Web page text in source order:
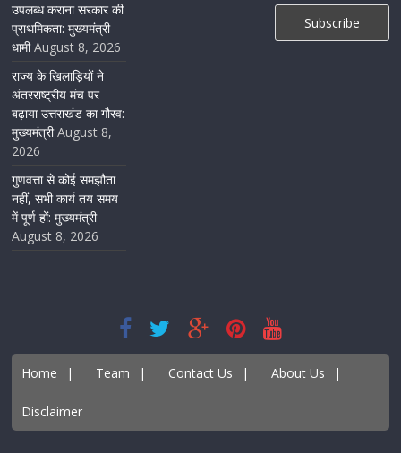
उपलब्ध कराना सरकार की
प्राथमिकता: मुख्यमंत्री
धामी August 8, 2026
राज्य के खिलाड़ियों ने
अंतरराष्ट्रीय मंच पर
बढ़ाया उत्तराखंड का गौरव:
मुख्यमंत्री August 8,
2026
गुणवत्ता से कोई समझौता
नहीं, सभी कार्य तय समय
में पूर्ण हों: मुख्यमंत्री
August 8, 2026
Home | Team | Contact Us | About Us |
Disclaimer